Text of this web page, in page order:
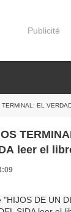
Publicité
EL
leer el